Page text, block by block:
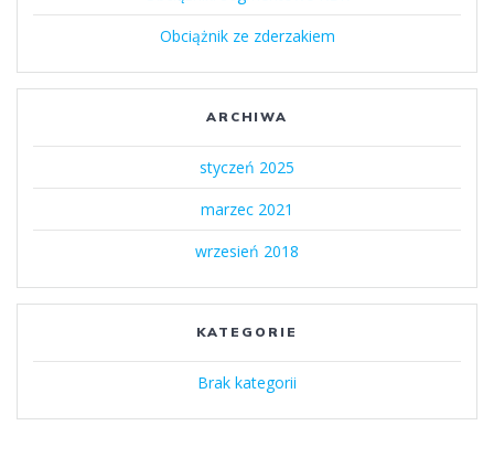
Obciążnik ze zderzakiem
ARCHIWA
styczeń 2025
marzec 2021
wrzesień 2018
KATEGORIE
Brak kategorii